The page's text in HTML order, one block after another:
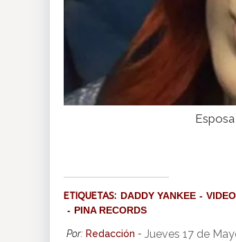
ETIQUETAS: DADDY YANKEE VIDEO
PINA RECORDS
Por: Redacción - Jueves 17 de